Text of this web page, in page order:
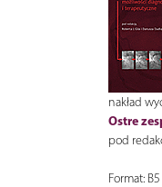
nakład
Ostre
pod
Format: B5